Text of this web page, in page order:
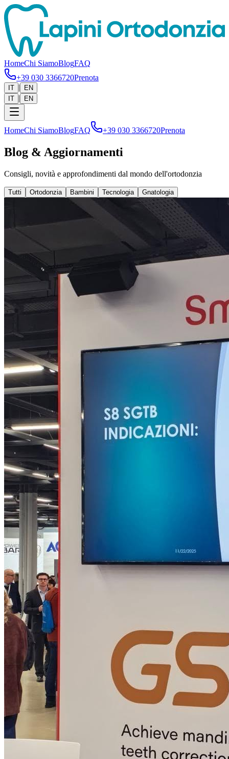
HomeChi SiamoBlogFAQ
+39 030 3366720Prenota
IT |
EN
IT | EN
HomeChi SiamoBlogFAQ +39 030 3366720Prenota
Blog & Aggiornamenti
Consigli, novità e approfondimenti dal mondo dell'ortodonzia
Tutti Ortodonzia Bambini Tecnologia Gnatologia